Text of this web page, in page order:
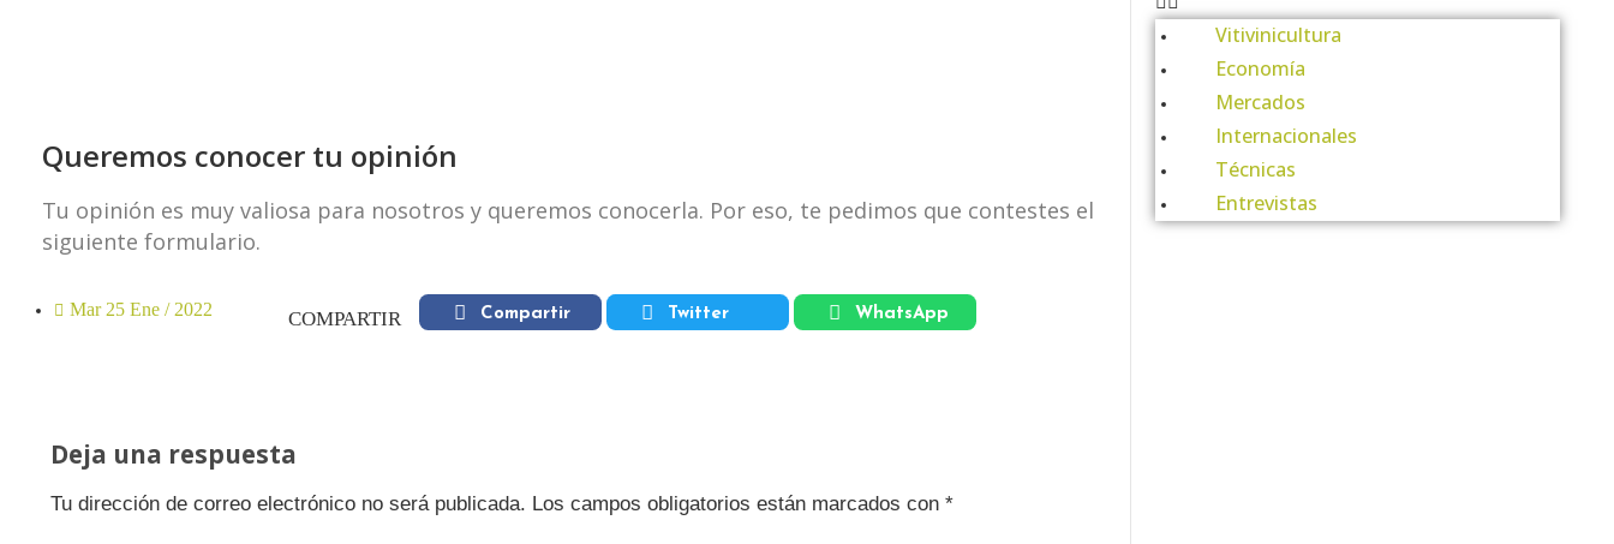
Queremos conocer tu opinión
Tu opinión es muy valiosa para nosotros y queremos conocerla. Por eso, te pedimos que contestes el
siguiente formulario.
Mar 25 Ene / 2022 COMPARTIR Compartir Twitter WhatsApp
Deja una respuesta
Tu dirección de correo electrónico no será publicada. Los campos obligatorios están marcados con *
Vitivinicultura
Economía
Mercados
Internacionales
Técnicas
Entrevistas